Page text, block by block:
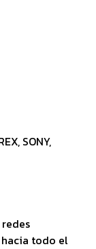
SONY,
hacia todo el